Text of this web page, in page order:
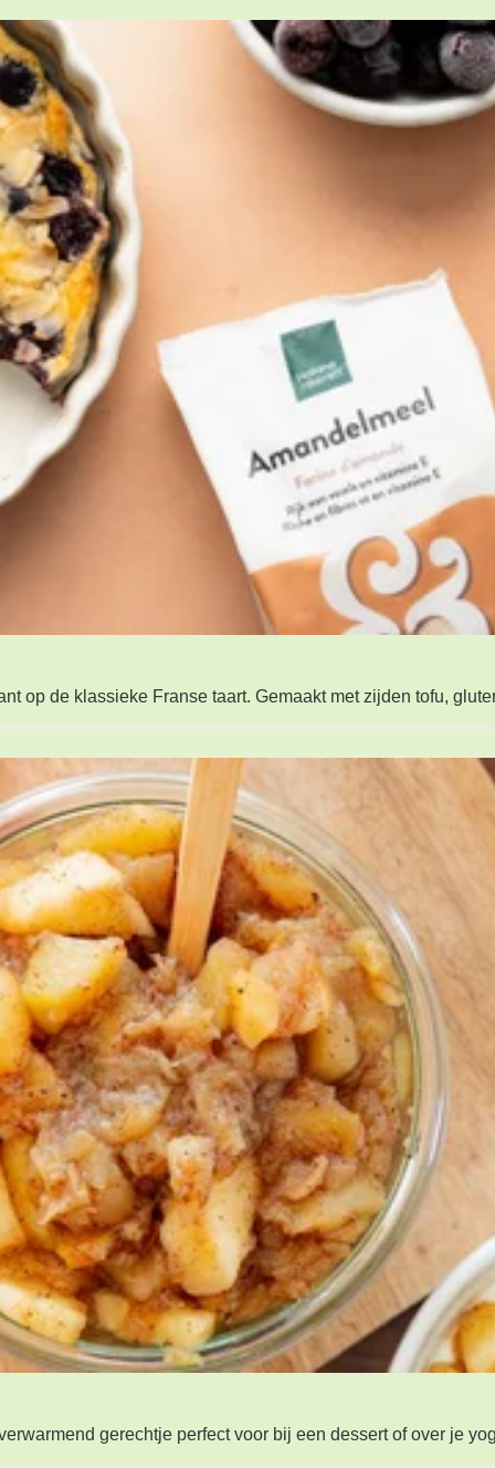
op de klassieke Franse taart. Gemaakt met zijden tofu,
gerechtje perfect voor bij een dessert of over je